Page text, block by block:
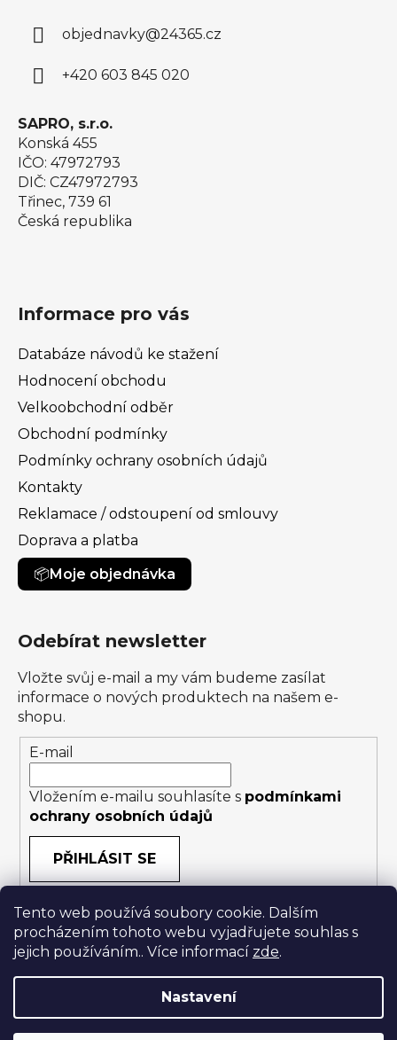
Tento web používá soubory cookie. Dalším
procházením tohoto webu vyjadřujete souhlas s
jejich používáním.. Více informací zde.
Nastavení
objednavky@24365.cz
+420 603 845 020
SAPRO, s.r.o.
Konská 455
IČO: 47972793
DIČ: CZ47972793
Třinec, 739 61
Česká republika
Informace pro vás
Databáze návodů ke stažení
Hodnocení obchodu
Velkoobchodní odběr
Obchodní podmínky
Podmínky ochrany osobních údajů
Kontakty
Reklamace / odstoupení od smlouvy
Doprava a platba
Moje objednávka
Odebírat newsletter
Vložte svůj e-mail a my vám budeme zasílat
informace o nových produktech na našem e-
shopu.
E-mail
Vložením e-mailu souhlasíte s podmínkami
ochrany osobních údajů
PŘIHLÁSIT SE